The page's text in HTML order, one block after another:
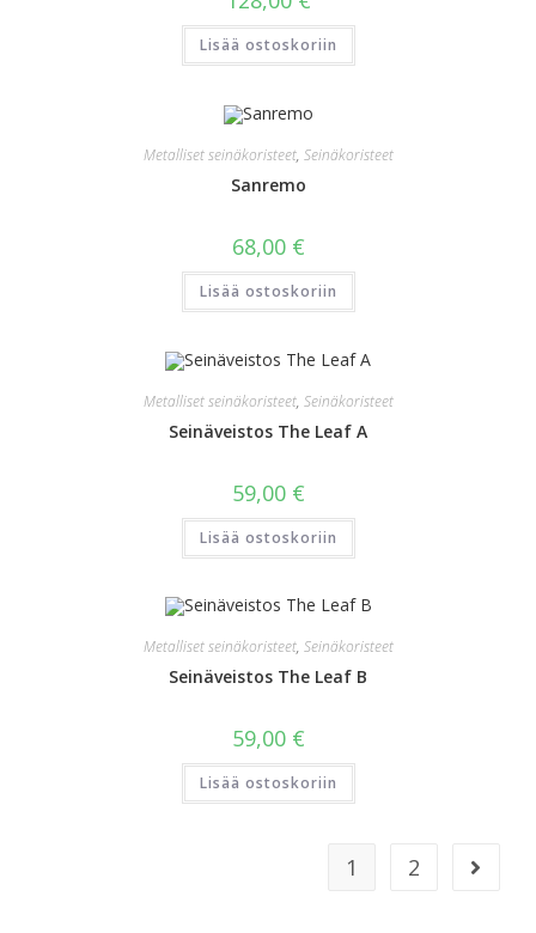
Lisää ostoskoriin
Metalliset seinäkoristeet, Seinäkoristeet
Sanremo
68,00 €
Lisää ostoskoriin
Metalliset seinäkoristeet, Seinäkoristeet
Seinäveistos The Leaf A
59,00 €
Lisää ostoskoriin
Metalliset seinäkoristeet, Seinäkoristeet
Seinäveistos The Leaf B
59,00 €
Lisää ostoskoriin
1 2